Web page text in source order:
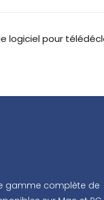
logiciel pour
gamme complète de